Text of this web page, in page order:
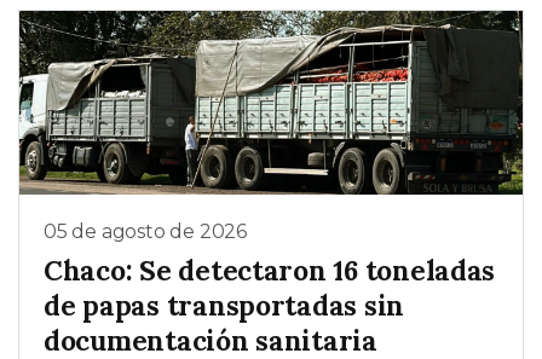
05 de agosto de 2026
Chaco: Se detectaron 16 toneladas
de papas transportadas sin
documentación sanitaria